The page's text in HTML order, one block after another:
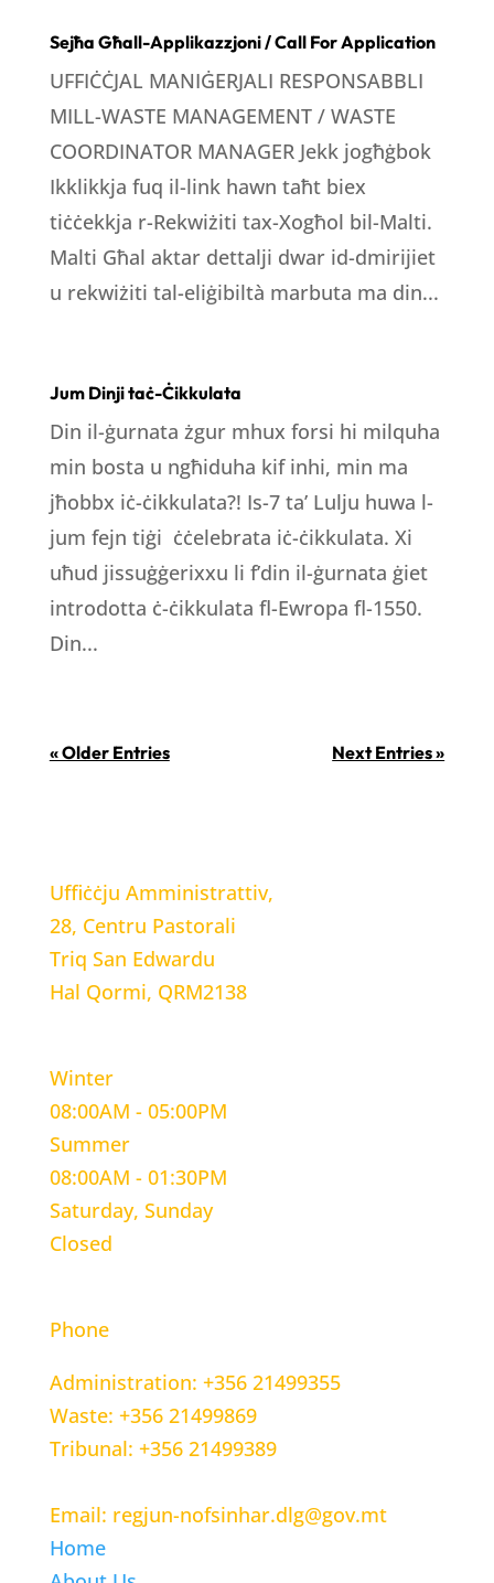
Sejħa Għall-Applikazzjoni / Call For Application
UFFIĊĊJAL MANIĠERJALI RESPONSABBLI
MILL-WASTE MANAGEMENT / WASTE
COORDINATOR MANAGER Jekk jogħġbok
Ikklikkja fuq il-link hawn taħt biex
tiċċekkja r-Rekwiżiti tax-Xogħol bil-Malti.
Malti Għal aktar dettalji dwar id-dmirijiet
u rekwiżiti tal-eliġibiltà marbuta ma din...
Jum Dinji taċ-Ċikkulata
Din il-ġurnata żgur mhux forsi hi milquha
min bosta u ngħiduha kif inhi, min ma
jħobbx iċ-ċikkulata?! Is-7 ta’ Lulju huwa l-
jum fejn tiġi ċċelebrata iċ-ċikkulata. Xi
uħud jissuġġerixxu li f’din il-ġurnata ġiet
introdotta ċ-ċikkulata fl-Ewropa fl-1550.
Din...
« Older Entries Next Entries »
Uffiċċju Amministrattiv,
28, Centru Pastorali
Triq San Edwardu
Hal Qormi, QRM2138
Winter
08:00AM - 05:00PM
Summer
08:00AM - 01:30PM
Saturday, Sunday
Closed
Phone
Administration: +356 21499355
Waste: +356 21499869
Tribunal: +356 21499389
Email: regjun-nofsinhar.dlg@gov.mt
Home